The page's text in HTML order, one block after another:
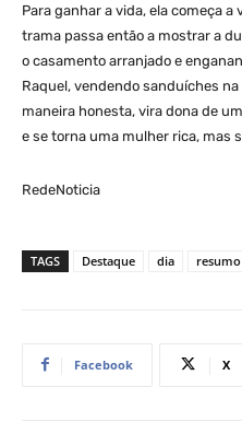
Para ganhar a vida, ela começa
trama passa então a mostrar a
o casamento arranjado e
Raquel, vendendo sanduíches
maneira honesta, vira dona de
e se torna uma mulher rica, mas
RedeNoticia
TAGS Destaque dia
Facebook X